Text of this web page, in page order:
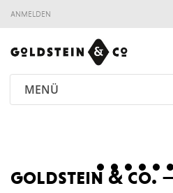
anmelden
MENÜ
goldstein & co.